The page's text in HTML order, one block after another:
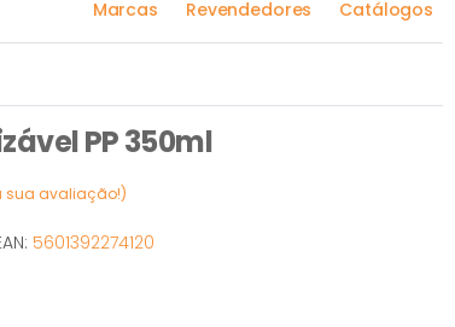
Marcas Revendedores Catálogos
PP 350ml
sua avaliação!)
5601392274120